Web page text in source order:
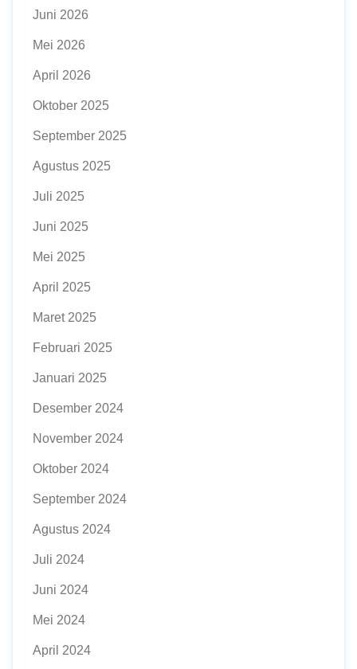
Juni 2026
Mei 2026
April 2026
Oktober 2025
September 2025
Agustus 2025
Juli 2025
Juni 2025
Mei 2025
April 2025
Maret 2025
Februari 2025
Januari 2025
Desember 2024
November 2024
Oktober 2024
September 2024
Agustus 2024
Juli 2024
Juni 2024
Mei 2024
April 2024